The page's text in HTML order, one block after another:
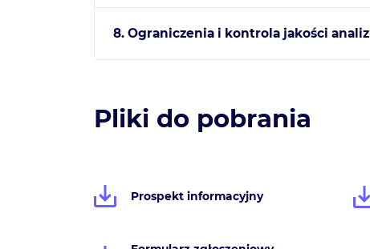
8. Ograniczenia i kontrola jakości analiz
Pliki do pobrania
Prospekt informacyjny